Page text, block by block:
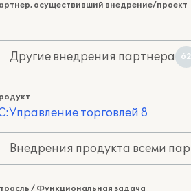
осуществивший внедрение/проект
Другие внедрения партнера 62
торговлей 8
Внедрения продукта всеми
/ Функциональная задача